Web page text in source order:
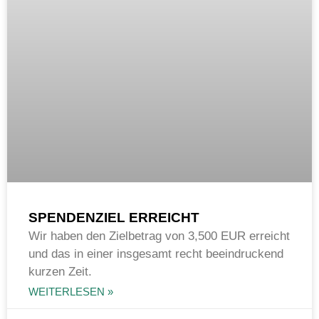
SPENDENZIEL ERREICHT
Wir haben den Zielbetrag von 3,500 EUR erreicht
und das in einer insgesamt recht beeindruckend
kurzen Zeit.
WEITERLESEN »